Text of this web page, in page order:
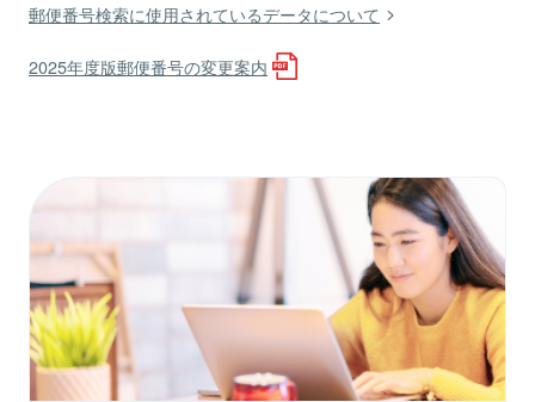
郵便番号検索に使用されているデータについて
2025年度版郵便番号の変更案内